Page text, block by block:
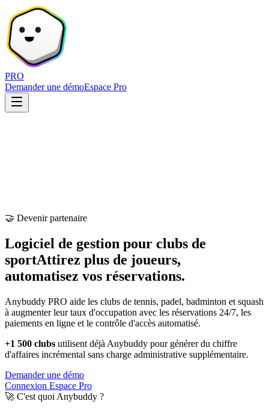
PRO
Demander une démoEspace Pro
🤝 Devenir partenaire
Logiciel de gestion pour clubs de
sportAttirez plus de joueurs,
automatisez vos réservations.
Anybuddy PRO aide les clubs de tennis, padel, badminton et squash
à augmenter leur taux d'occupation avec les réservations 24/7, les
paiements en ligne et le contrôle d'accès automatisé.
+1 500 clubs utilisent déjà Anybuddy pour générer du chiffre
d'affaires incrémental sans charge administrative supplémentaire.
Demander une démo
Connexion Espace Pro
🚀 C'est quoi Anybuddy ?